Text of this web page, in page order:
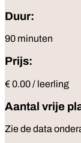
Duur:
90 minuten
Prijs:
€ 0.00 / leerling
Aantal vrije
Zie de data